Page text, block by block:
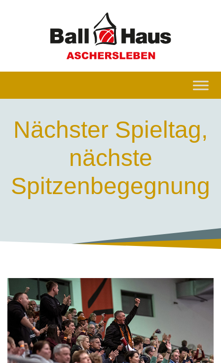
Nächster Spieltag,
nächste
Spitzenbegegnung